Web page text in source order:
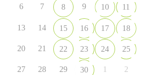
6 7 8 9 10 11
13 14 15 16 17 18
20 21 22 23 24 25
27 28 29 30 1 2